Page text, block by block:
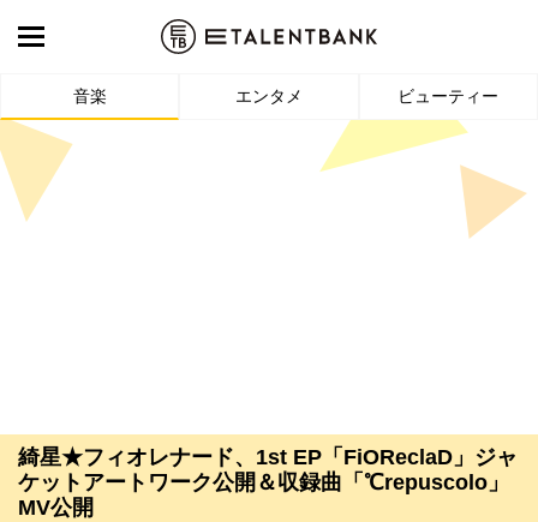
音楽 エンタメ ビューティー
綺星★フィオレナード、1st EP「FiOReclaD」ジャ
ケットアートワーク公開＆収録曲「℃repuscolo」
MV公開